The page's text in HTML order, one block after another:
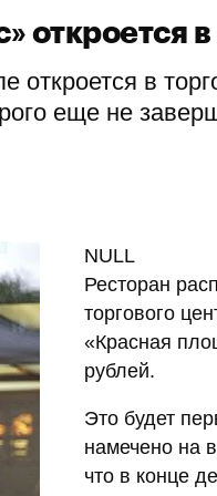
откроется
откроется в
еще не
NULL
Ресторан
торгового
«Красная
рублей.
Это будет
намечено на
что в конце